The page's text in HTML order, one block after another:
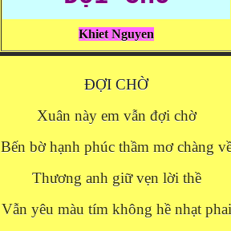
Khiet Nguyen
ĐỢI CHỜ
Xuân này em vẫn đợi chờ
Bến bờ hạnh phúc thầm mơ chàng
Thương anh giữ vẹn lời thề
Vẫn yêu màu tím không hề nhạt phai